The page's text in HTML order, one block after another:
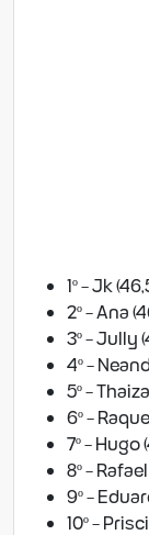
1º - Jk
2º - Ana
3º - Jully
4º -
5º -
6º -
7º - Hugo
8º -
9º -
10º -